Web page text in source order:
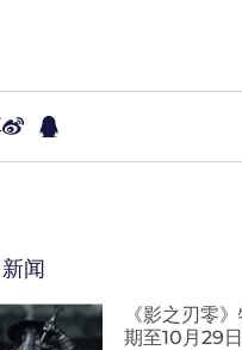
闻
《影之刃零
期至10月29